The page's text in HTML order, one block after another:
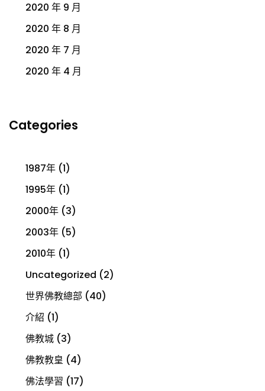
2020 年 9 月
2020 年 8 月
2020 年 7 月
2020 年 4 月
Categories
1987年 (1)
1995年 (1)
2000年 (3)
2003年 (5)
2010年 (1)
Uncategorized (2)
世界佛教總部 (40)
介紹 (1)
佛教城 (3)
佛教教皇 (4)
佛法學習 (17)